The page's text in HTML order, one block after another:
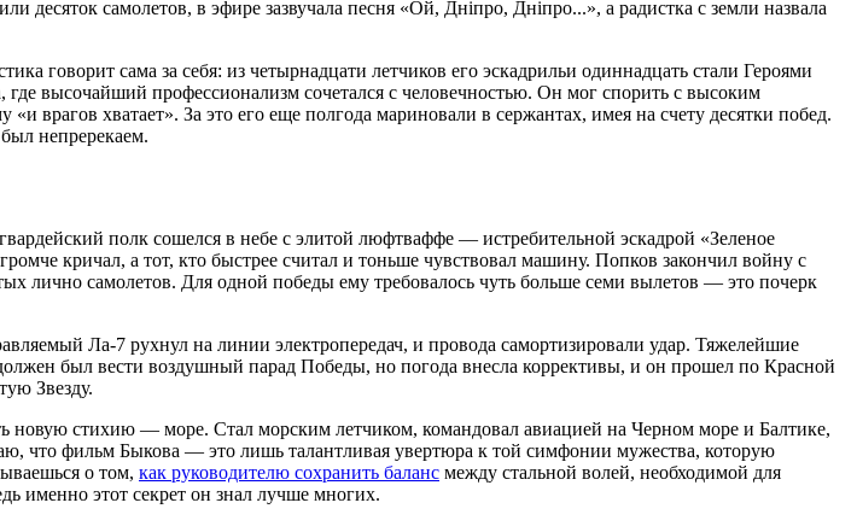
десяток самолетов, в эфире зазвучала песня «Ой, Днiпро, Днiпро...», а радистка с земли назвала
говорит сама за себя: из четырнадцати летчиков его эскадрильи одиннадцать стали Героями
где высочайший профессионализм сочетался с человечностью. Он мог спорить с высоким
врагов хватает». За это его еще полгода мариновали в сержантах, имея на счету десятки побед.
непререкаем.
полк сошелся в небе с элитой люфтваффе — истребительной эскадрой «Зеленое
кричал, а тот, кто быстрее считал и тоньше чувствовал машину. Попков закончил войну с
лично самолетов. Для одной победы ему требовалось чуть больше семи вылетов — это почерк
Ла-7 рухнул на линии электропередач, и провода самортизировали удар. Тяжелейшие
был вести воздушный парад Победы, но погода внесла коррективы, и он прошел по Красной
Звезду.
новую стихию — море. Стал морским летчиком, командовал авиацией на Черном море и Балтике,
что фильм Быкова — это лишь талантливая увертюра к той симфонии мужества, которую
о том, как руководителю сохранить баланс между стальной волей, необходимой для
именно этот секрет он знал лучше многих.